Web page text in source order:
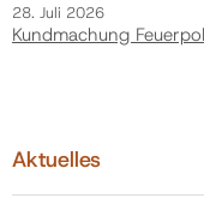
28. Juli 2026
Kundmachung
Aktuelles